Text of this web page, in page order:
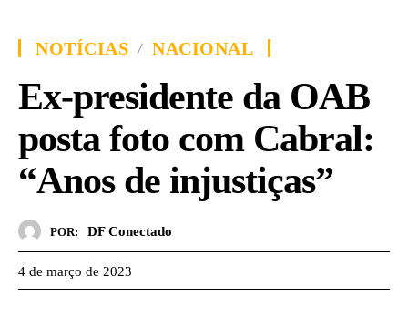
NOTÍCIAS NACIONAL
Ex-presidente da OAB
posta foto com Cabral:
“Anos de injustiças”
POR: DF Conectado
4 de março de 2023